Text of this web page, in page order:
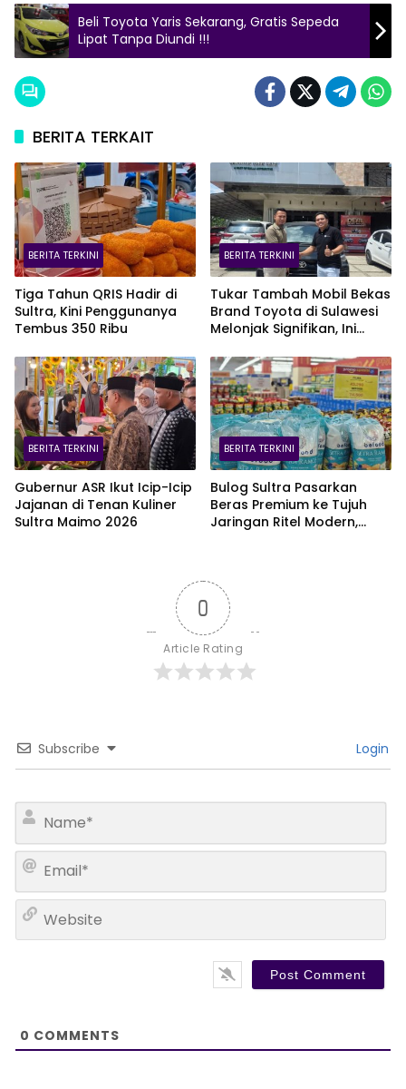
Beli Toyota Yaris Sekarang, Gratis Sepeda
Lipat Tanpa Diundi !!!
BERITA TERKAIT
BERITA TERKINI
Tiga Tahun QRIS Hadir di
Sultra, Kini Penggunanya
Tembus 350 Ribu
BERITA TERKINI
Tukar Tambah Mobil Bekas
Brand Toyota di Sulawesi
Melonjak Signifikan, Ini
BERITA TERKINI
Gubernur ASR Ikut Icip-Icip
Jajanan di Tenan Kuliner
Sultra Maimo 2026
BERITA TERKINI
Bulog Sultra Pasarkan
Beras Premium ke Tujuh
Jaringan Ritel Modern,
0
Article Rating
Subscribe Login
m
a
l
0 COMMENTS